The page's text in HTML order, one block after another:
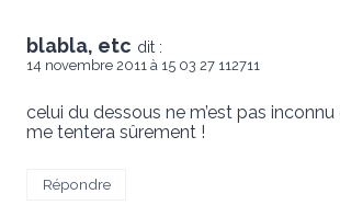
blabla, etc dit :
14 novembre 2011 à 15 03 27 112711
celui du dessous ne m’est pas
me tentera sûrement !
Répondre